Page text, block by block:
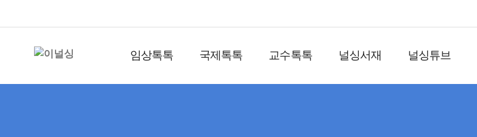
임상톡톡 국제톡톡 교수톡톡 널싱서재 널싱튜브